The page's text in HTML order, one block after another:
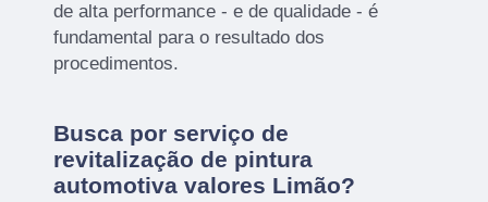
de alta performance - e de qualidade - é
fundamental para o resultado dos
procedimentos.
Busca por serviço de
revitalização de pintura
automotiva valores Limão?